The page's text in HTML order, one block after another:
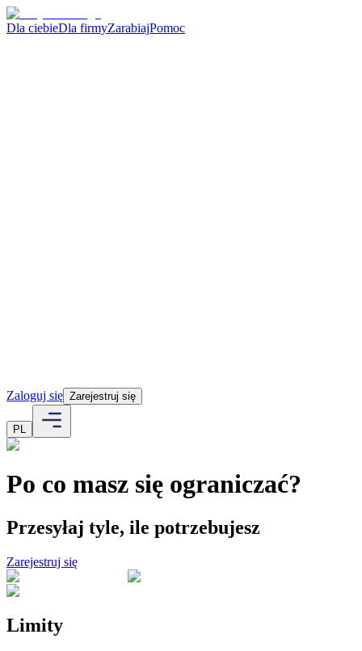
Dla ciebieDla firmyZarabiajPomoc
Zaloguj się Zarejestruj się
PL
Po co masz się ograniczać?
Przesyłaj tyle, ile potrzebujesz
Zarejestruj się
Limity